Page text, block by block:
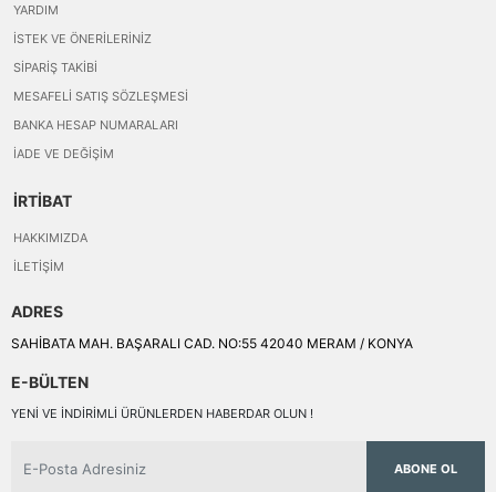
YARDIM
İSTEK VE ÖNERILERINIZ
SIPARIŞ TAKIBI
MESAFELI SATIŞ SÖZLEŞMESI
BANKA HESAP NUMARALARI
İADE VE DEĞIŞIM
İRTİBAT
HAKKIMIZDA
İLETIŞIM
ADRES
SAHİBATA MAH. BAŞARALI CAD. NO:55 42040 MERAM / KONYA
E-BÜLTEN
YENI VE INDIRIMLI ÜRÜNLERDEN HABERDAR OLUN !
ABONE OL